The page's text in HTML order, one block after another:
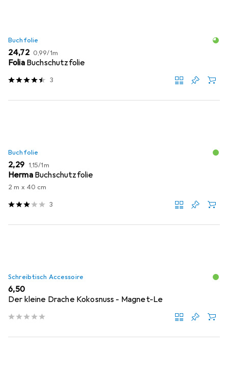
Buchfolie
EUR
24,72 EUR
0,99/1m
Folia Buchschutzfolie
3
Buchfolie
EUR
2,29 EUR
1,15/1m
Herma Buchschutzfolie
2 m x 40 cm
3
Schreibtisch Accessoire
EUR
6,50
Der kleine Drache Kokosnuss - Magnet-Le